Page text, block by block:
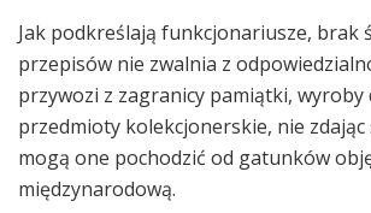
Jak podkreślają funkcjonariusze, brak
przepisów nie zwalnia z
przywozi z zagranicy pamiątki, wyroby
przedmioty kolekcjonerskie, nie zdając
mogą one pochodzić od gatunków
międzynarodową.